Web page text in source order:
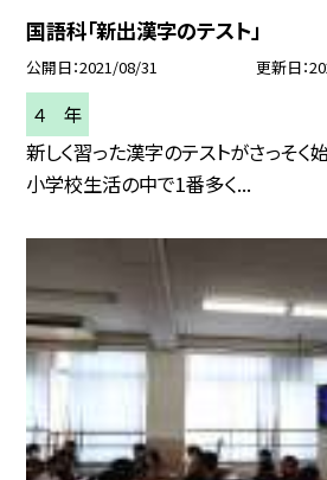
国語科「新出漢字のテスト」
公開日 2021/08/31 更新日
４ 年
新しく習った漢字のテストがさっそく
小学校生活の中で1番多く...